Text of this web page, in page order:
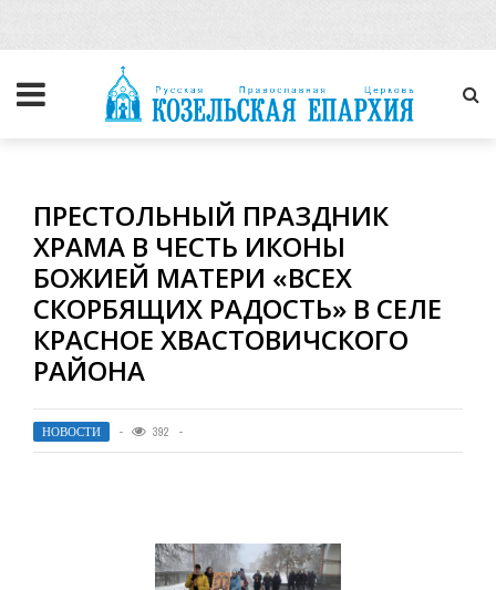
ПРЕСТОЛЬНЫЙ ПРАЗДНИК
ХРАМА В ЧЕСТЬ ИКОНЫ
БОЖИЕЙ МАТЕРИ «ВСЕХ
СКОРБЯЩИХ РАДОСТЬ» В СЕЛЕ
КРАСНОЕ ХВАСТОВИЧСКОГО
РАЙОНА
НОВОСТИ 392